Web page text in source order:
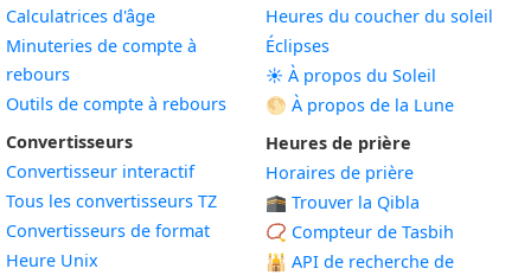
Calculatrices d'âge
Minuteries de compte à
rebours
Outils de compte à rebours
Convertisseurs
Convertisseur interactif
Tous les convertisseurs TZ
Convertisseurs de format
Heure Unix
Heures du coucher du soleil
Éclipses
☀️ À propos du Soleil
🌕 À propos de la Lune
Heures de prière
Horaires de prière
🕋 Trouver la Qibla
📿 Compteur de Tasbih
🕌 API de recherche de